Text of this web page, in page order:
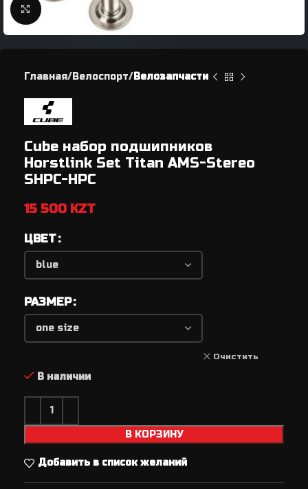
Нажмите, чтобы увеличить
Главная Велоспорт Велозапчасти
Cube набор подшипников
Horstlink Set Titan AMS-Stereo
SHPC-HPC
15 500 KZT
ЦВЕТ
РАЗМЕР
Очистить
В наличии
В КОРЗИНУ
Добавить в список желаний